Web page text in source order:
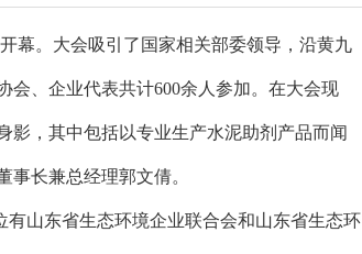
幕。大会吸引了国家相关部委领导，沿黄九
会、企业代表共计600余人参加。在大会现
影，其中包括以专业生产水泥助剂产品而闻
长兼总经理郭文倩。
山东省生态环境企业联合会和山东省生态环